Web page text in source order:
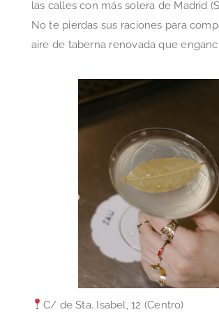
las calles con más solera de Madrid
No te pierdas sus raciones para
aire de taberna renovada que
C/ de Sta. Isabel, 12 (Centro)